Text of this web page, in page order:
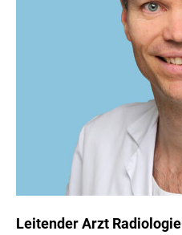
Leitender Arzt Radiologie